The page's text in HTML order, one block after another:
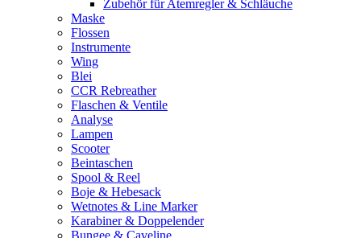
Zubehör für Atemregler & Schläuche
Maske
Flossen
Instrumente
Wing
Blei
CCR Rebreather
Flaschen & Ventile
Analyse
Lampen
Scooter
Beintaschen
Spool & Reel
Boje & Hebesack
Wetnotes & Line Marker
Karabiner & Doppelender
Bungee & Caveline